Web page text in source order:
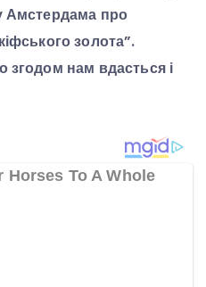
Амстердама про
золота”.
згодом нам вдасться і